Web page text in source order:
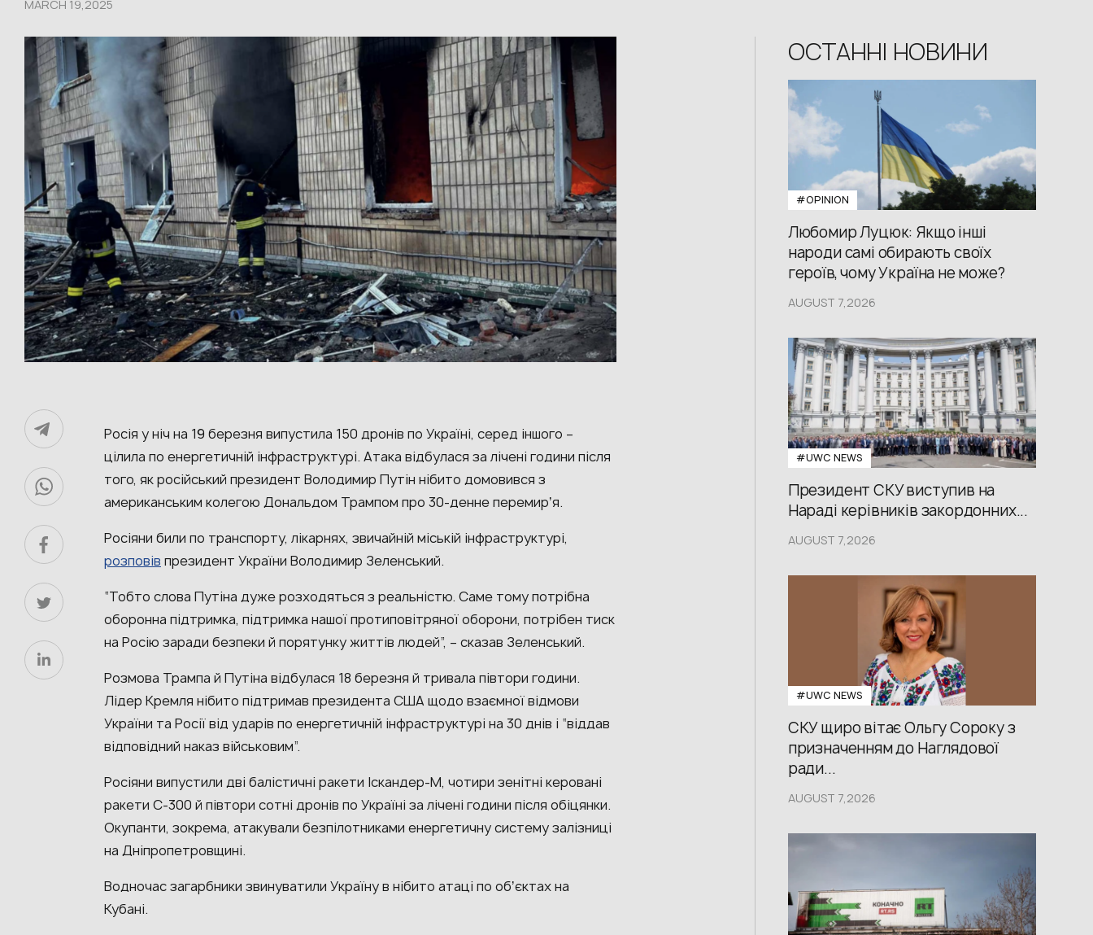
MARCH 19,2025
Росія у ніч на 19 березня випустила 150 дронів по Україні, серед іншого –
цілила по енергетичній інфраструктурі. Атака відбулася за лічені години після
того, як російський президент Володимир Путін нібито домовився з
американським колегою Дональдом Трампом про 30-денне перемирʼя.
Росіяни били по транспорту, лікарнях, звичайній міській інфраструктурі,
розповів президент України Володимир Зеленський.
“Тобто слова Путіна дуже розходяться з реальністю. Саме тому потрібна
оборонна підтримка, підтримка нашої протиповітряної оборони, потрібен тиск
на Росію заради безпеки й порятунку життів людей”, – сказав Зеленський.
Розмова Трампа й Путіна відбулася 18 березня й тривала півтори години.
Лідер Кремля нібито підтримав президента США щодо взаємної відмови
України та Росії від ударів по енергетичній інфраструктурі на 30 днів і “віддав
відповідний наказ військовим”.
Росіяни випустили дві балістичні ракети Іскандер-М, чотири зенітні керовані
ракети С-300 й півтори сотні дронів по Україні за лічені години після обіцянки.
Окупанти, зокрема, атакували безпілотниками енергетичну систему залізниці
на Дніпропетровщині.
Водночас загарбники звинуватили Україну в нібито атаці по обʼєктах на
Кубані.
ОСТАННІ НОВИНИ
#OPINION
Любомир Луцюк: Якщо інші
народи самі обирають своїх
героїв, чому Україна не може?
AUGUST 7,2026
#UWС NEWS
Президент СКУ виступив на
Нараді керівників закордонних...
AUGUST 7,2026
#UWС NEWS
СКУ щиро вітає Ольгу Сороку з
призначенням до Наглядової
ради...
AUGUST 7,2026